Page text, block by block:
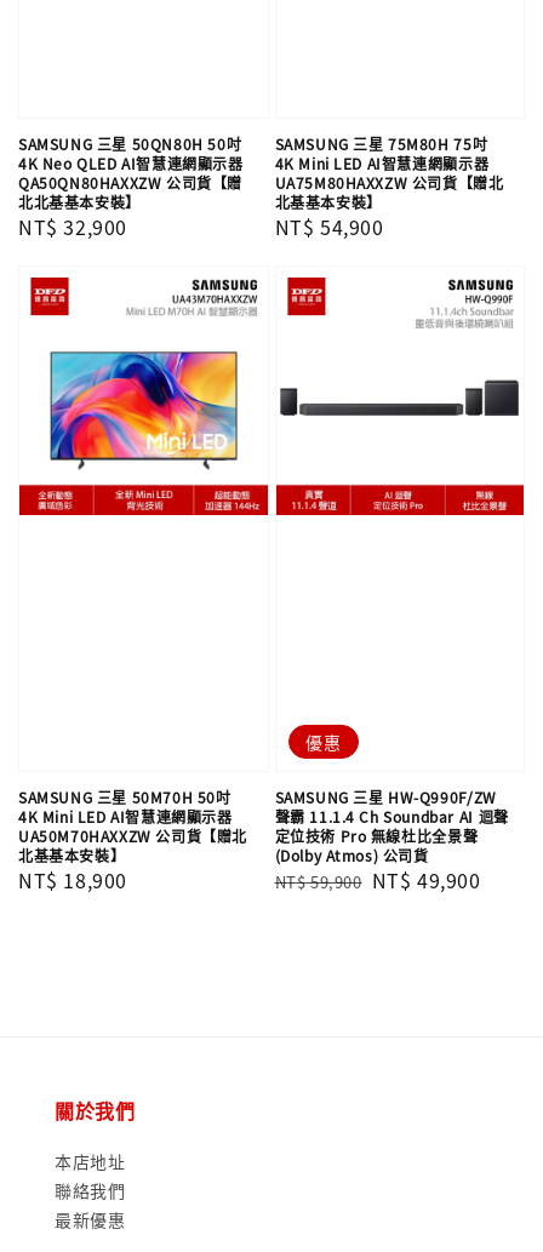
SAMSUNG 三星 50QN80H 50吋
4K Neo QLED AI智慧連網顯示器
QA50QN80HAXXZW 公司貨【贈
北北基基本安裝】
Regular
NT$ 32,900
SAMSUNG 三星 75M80H 75吋
4K Mini LED AI智慧連網顯示器
UA75M80HAXXZW 公司貨【贈北
北基基本安裝】
Regular
NT$ 54,900
SAMSUNG 三星 50M70H 50吋
4K Mini LED AI智慧連網顯示器
UA50M70HAXXZW 公司貨【贈北
北基基本安裝】
Regular
NT$ 18,900
優惠
SAMSUNG 三星 HW-Q990F/ZW
聲霸 11.1.4 Ch Soundbar AI 迴聲
定位技術 Pro 無線杜比全景聲
(Dolby Atmos) 公司貨
Regular
NT$ 59,900 Sale
NT$ 49,900
關於我們
本店地址
聯絡我們
最新優惠